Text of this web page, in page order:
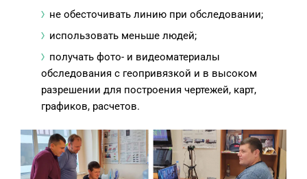
не обесточивать линию при обследовании;
использовать меньше людей;
получать фото- и видеоматериалы
обследования с геопривязкой и в высоком
разрешении для построения чертежей, карт,
графиков, расчетов.